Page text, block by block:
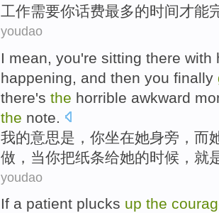
工作需要你话费最多的时间才能
youdao
I mean you're sitting there with
happening, and then you finally
there's the horrible awkward
the note
我的意思是 ， 你坐在她身旁，而
做 ， 当你把纸条给她的时候， 就
youdao
If a patient plucks up the